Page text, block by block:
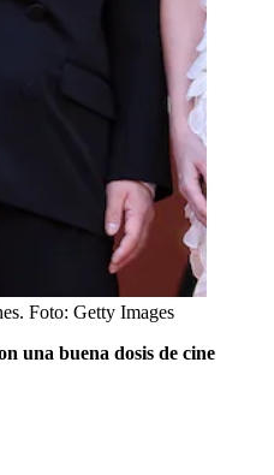
Foto: Getty Images
una buena dosis de cine